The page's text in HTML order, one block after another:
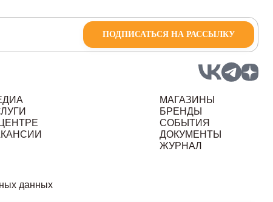
ПОДПИСАТЬСЯ НА РАССЫЛКУ
МАГАЗИНЫ
БРЕНДЫ
СОБЫТИЯ
ДОКУМЕНТЫ
ЖУРНАЛ
данных